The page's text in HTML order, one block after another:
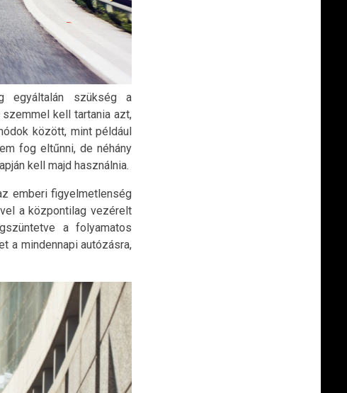
egyáltalán szükség a
kell tartania azt,
között, mint például
fog eltűnni, de néhány
kell majd használnia.
emberi figyelmetlenség
a központilag vezérelt
a folyamatos
a mindennapi autózásra,